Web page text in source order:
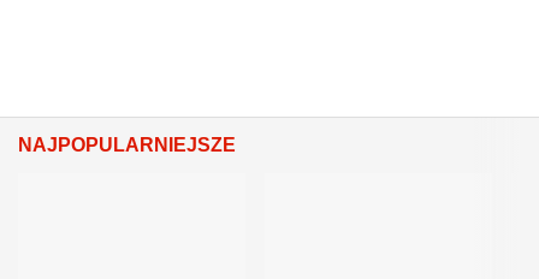
NAJPOPULARNIEJSZE